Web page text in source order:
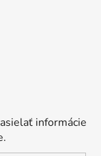
informácie